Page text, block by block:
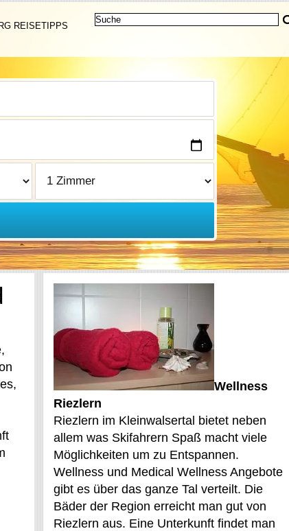
REISETIPPS
Wellness
Riezlern
Riezlern im Kleinwalsertal bietet neben
allem was Skifahrern Spaß macht viele
Möglichkeiten um zu Entspannen.
Wellness und Medical Wellness Angebote
gibt es über das ganze Tal verteilt. Die
Bäder der Region erreicht man gut von
Riezlern aus. Eine Unterkunft findet man